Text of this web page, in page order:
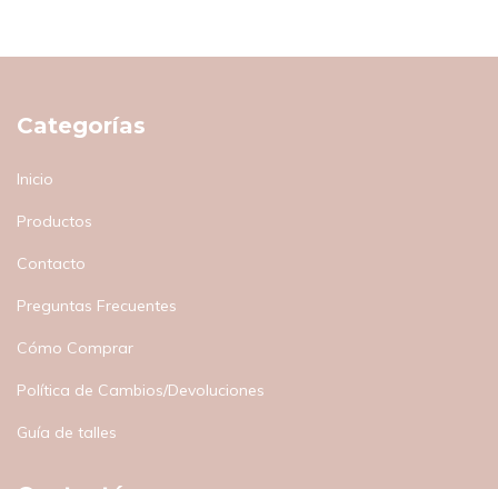
Categorías
Inicio
Productos
Contacto
Preguntas Frecuentes
Cómo Comprar
Política de Cambios/Devoluciones
Guía de talles